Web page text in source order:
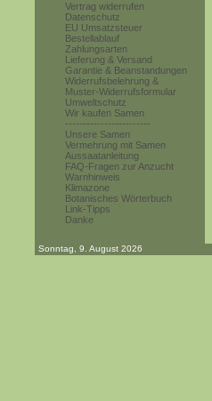
Vertrag widerrufen
Datenschutz
EU Umsatzsteuer
Bestellablauf
Zahlungsarten
Lieferung & Versand
Garantie & Beanstandungen
Widerrufsbelehrung &
Muster-Widerrufsformular
Umweltschutz
Wir kaufen Samen
------------------------
Unsere Samen
Vermehrung mit Samen
Aussaatanleitung
FAQ-Fragen zur Anzucht
Warnhinweis
Klimazone
Botanisches Wörterbuch
Link-Tipps
Danke
Sonntag, 9. August 2026